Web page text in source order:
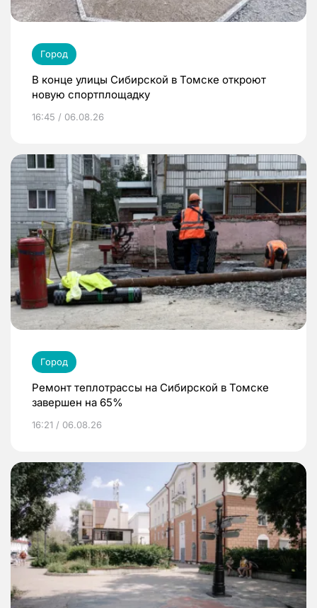
Город
В конце улицы Сибирской в Томске откроют
новую спортплощадку
16:45 / 06.08.26
Город
Ремонт теплотрассы на Сибирской в Томске
завершен на 65%
16:21 / 06.08.26